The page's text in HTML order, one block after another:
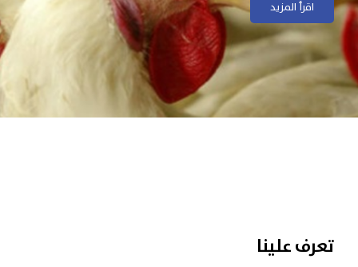
اقرأ المزيداقرأ المزيد
تعرف علينا